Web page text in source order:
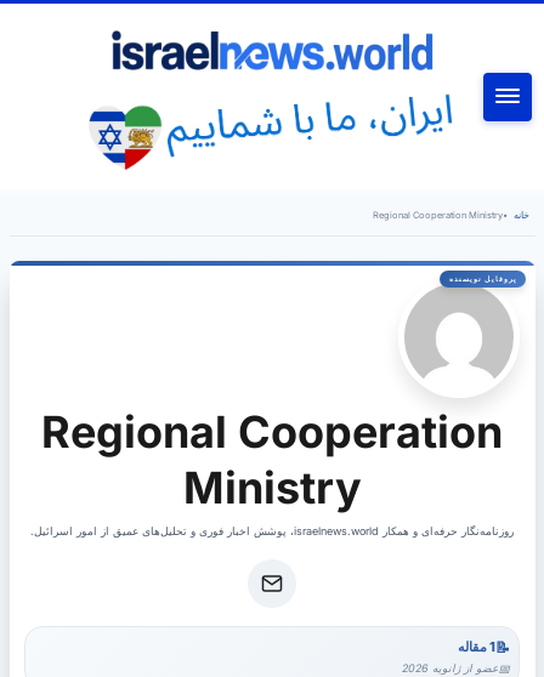
خانه •
Regional Cooperation Ministry
Regional Cooperation
Ministry
روزنامه‌نگار حرفه‌ای و همکار israelnews.world، پوشش اخبار فوری و تحلیل‌های عمیق از امور اسرائیل.
1 مقاله
عضو از ژانویه 2026